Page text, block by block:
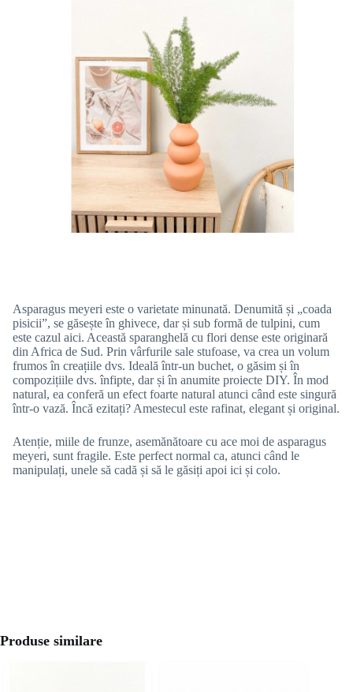
Asparagus meyeri este o varietate minunată. Denumită și „coada
pisicii”, se găsește în ghivece, dar și sub formă de tulpini, cum
este cazul aici. Această sparanghelă cu flori dense este originară
din Africa de Sud. Prin vârfurile sale stufoase, va crea un volum
frumos în creațiile dvs. Ideală într-un buchet, o găsim și în
compozițiile dvs. înfipte, dar și în anumite proiecte DIY. În mod
natural, ea conferă un efect foarte natural atunci când este singură
într-o vază. Încă ezitați? Amestecul este rafinat, elegant și original.
Atenție, miile de frunze, asemănătoare cu ace moi de asparagus
meyeri, sunt fragile. Este perfect normal ca, atunci când le
manipulați, unele să cadă și să le găsiți apoi ici și colo.
Produse similare